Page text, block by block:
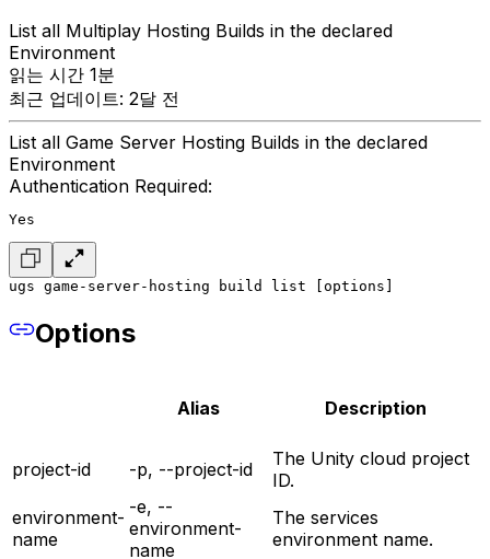
List all Multiplay Hosting Builds in the declared
Environment
읽는 시간 1분
최근 업데이트: 2달 전
List all Game Server Hosting Builds in the declared
Environment
Authentication Required:
Yes
ugs game-server-hosting build list [options]
Options
Alias Description
project-id -p, --project-id
The Unity cloud project
ID.
environment-
name
-e, --
environment-
name
The services
environment name.